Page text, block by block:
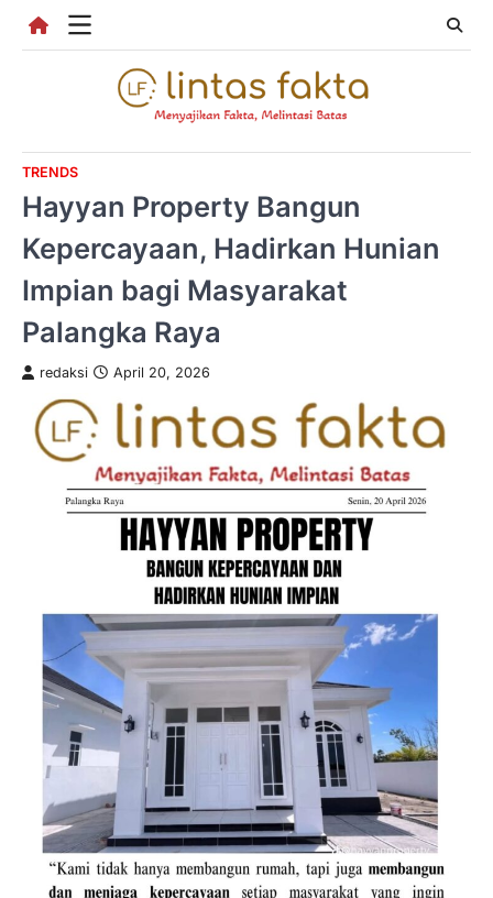
TRENDS
Hayyan Property Bangun
Kepercayaan, Hadirkan Hunian
Impian bagi Masyarakat
Palangka Raya
redaksi April 20, 2026